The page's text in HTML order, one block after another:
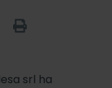
srl ha